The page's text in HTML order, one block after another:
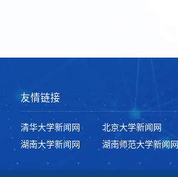
友情链接
清华大学新闻网 北京大学新闻网
湖南大学新闻网
湖南师范大学新闻网